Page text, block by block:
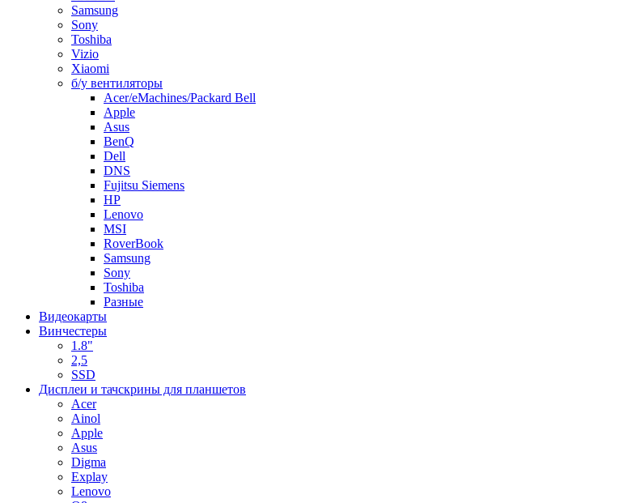
Samsung
Sony
Toshiba
Vizio
Xiaomi
б/у вентиляторы
Acer/eMachines/Packard Bell
Apple
Asus
BenQ
Dell
DNS
Fujitsu Siemens
HP
Lenovo
MSI
RoverBook
Samsung
Sony
Toshiba
Разные
Видеокарты
Винчестеры
1.8"
2,5
SSD
Дисплеи и тачскрины для планшетов
Acer
Ainol
Apple
Asus
Digma
Explay
Lenovo